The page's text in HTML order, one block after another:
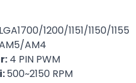
1200/1151/1150/1155
AM4
4 PIN PWM
500~2150 RPM